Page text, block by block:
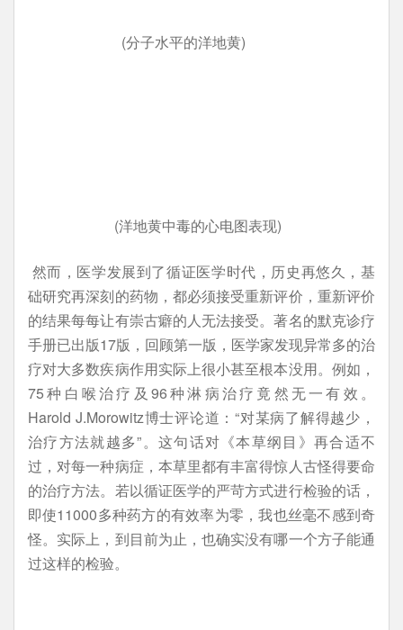
(分子水平的洋地黄)
(洋地黄中毒的心电图表现)
然而，医学发展到了循证医学时代，历史再悠久，基
础研究再深刻的药物，都必须接受重新评价，重新评价
的结果每每让有崇古癖的人无法接受。著名的默克诊疗
手册已出版17版，回顾第一版，医学家发现异常多的治
疗对大多数疾病作用实际上很小甚至根本没用。例如，
75种白喉治疗及96种淋病治疗竟然无一有效。
Harold J.Morowitz博士评论道：“对某病了解得越少，
治疗方法就越多”。这句话对《本草纲目》再合适不
过，对每一种病症，本草里都有丰富得惊人古怪得要命
的治疗方法。若以循证医学的严苛方式进行检验的话，
即使11000多种药方的有效率为零，我也丝毫不感到奇
怪。实际上，到目前为止，也确实没有哪一个方子能通
过这样的检验。